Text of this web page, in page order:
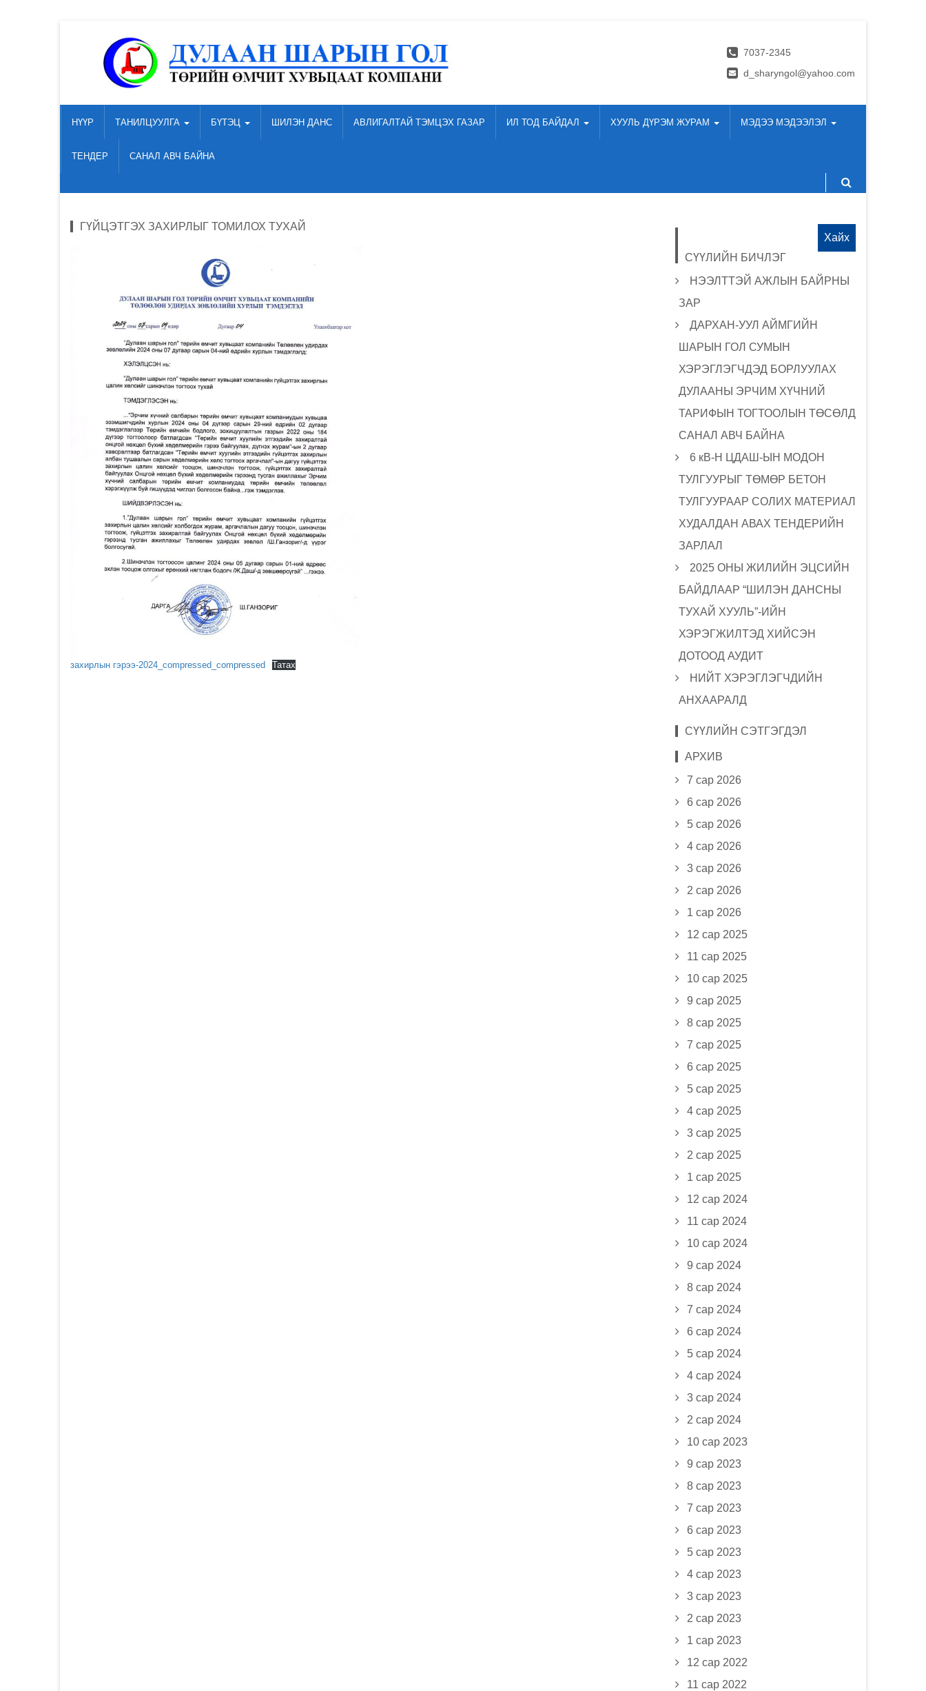
7037-2345
d_sharyngol@yahoo.com
НҮҮР ТАНИЛЦУУЛГА БҮТЭЦ ШИЛЭН ДАНС АВЛИГАЛТАЙ ТЭМЦЭХ ГАЗАР ИЛ ТОД БАЙДАЛ ХУУЛЬ ДҮРЭМ ЖУРАМ МЭДЭЭ МЭДЭЭЛЭЛ
ТЕНДЕР САНАЛ АВЧ БАЙНА
ГҮЙЦЭТГЭХ ЗАХИРЛЫГ ТОМИЛОХ ТУХАЙ
захирлын гэрээ-2024_compressed_compressed Татах
СҮҮЛИЙН БИЧЛЭГ
НЭЭЛТТЭЙ АЖЛЫН БАЙРНЫ
ЗАР
ДАРХАН-УУЛ АЙМГИЙН
ШАРЫН ГОЛ СУМЫН
ХЭРЭГЛЭГЧДЭД БОРЛУУЛАХ
ДУЛААНЫ ЭРЧИМ ХҮЧНИЙ
ТАРИФЫН ТОГТООЛЫН ТӨСӨЛД
САНАЛ АВЧ БАЙНА
6 кВ-Н ЦДАШ-ЫН МОДОН
ТУЛГУУРЫГ ТӨМӨР БЕТОН
ТУЛГУУРААР СОЛИХ МАТЕРИАЛ
ХУДАЛДАН АВАХ ТЕНДЕРИЙН
ЗАРЛАЛ
2025 ОНЫ ЖИЛИЙН ЭЦСИЙН
БАЙДЛААР “ШИЛЭН ДАНСНЫ
ТУХАЙ ХУУЛЬ”-ИЙН
ХЭРЭГЖИЛТЭД ХИЙСЭН
ДОТООД АУДИТ
НИЙТ ХЭРЭГЛЭГЧДИЙН
АНХААРАЛД
СҮҮЛИЙН СЭТГЭГДЭЛ
АРХИВ
7 сар 2026
6 сар 2026
5 сар 2026
4 сар 2026
3 сар 2026
2 сар 2026
1 сар 2026
12 сар 2025
11 сар 2025
10 сар 2025
9 сар 2025
8 сар 2025
7 сар 2025
6 сар 2025
5 сар 2025
4 сар 2025
3 сар 2025
2 сар 2025
1 сар 2025
12 сар 2024
11 сар 2024
10 сар 2024
9 сар 2024
8 сар 2024
7 сар 2024
6 сар 2024
5 сар 2024
4 сар 2024
3 сар 2024
2 сар 2024
10 сар 2023
9 сар 2023
8 сар 2023
7 сар 2023
6 сар 2023
5 сар 2023
4 сар 2023
3 сар 2023
2 сар 2023
1 сар 2023
12 сар 2022
11 сар 2022